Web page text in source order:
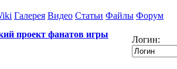
Галерея Видео Статьи Файлы Форум
проект фанатов игры
Логин: